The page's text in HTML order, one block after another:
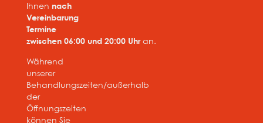
Ihnen nach
Vereinbarung
Termine
zwischen 06:00 und 20:00 Uhran.
Während
unserer
Behandlungszeiten/außerhalb
der
Öffnungszeiten
können Sie